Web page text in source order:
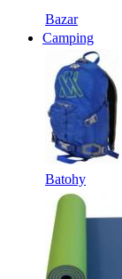
Bazar
Camping
Batohy